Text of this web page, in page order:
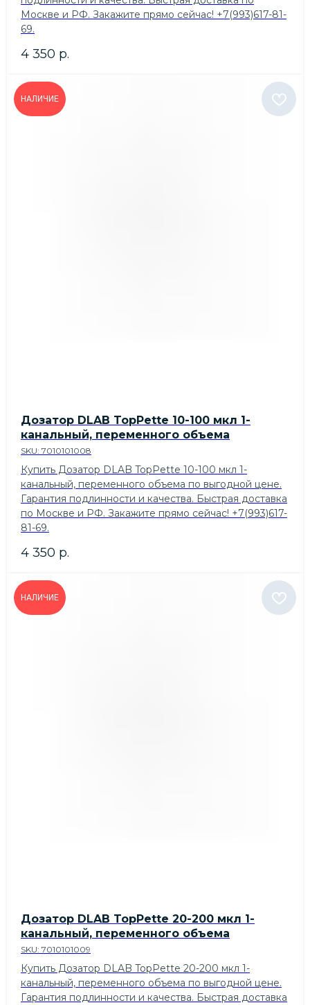
Москве и РФ. Закажите прямо сейчас! +7(993)617-81-
69.
4 350 р.
НАЛИЧИЕ
Дозатор DLAB TopPette 10-100 мкл 1-
канальный, переменного объема
SKU: 7010101008
Купить Дозатор DLAB TopPette 10-100 мкл 1-
канальный, переменного объема по выгодной цене.
Гарантия подлинности и качества. Быстрая доставка
по Москве и РФ. Закажите прямо сейчас! +7(993)617-
81-69.
4 350 р.
НАЛИЧИЕ
Дозатор DLAB TopPette 20-200 мкл 1-
канальный, переменного объема
SKU: 7010101009
Купить Дозатор DLAB TopPette 20-200 мкл 1-
канальный, переменного объема по выгодной цене.
Гарантия подлинности и качества. Быстрая доставка